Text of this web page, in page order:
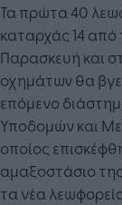
Τα πρώτα 40
καταρχάς 14 από
Παρασκευή και
οχημάτων θα
επόμενο
Υποδομών και
οποίος
αμαξοστάσιο
τα νέα